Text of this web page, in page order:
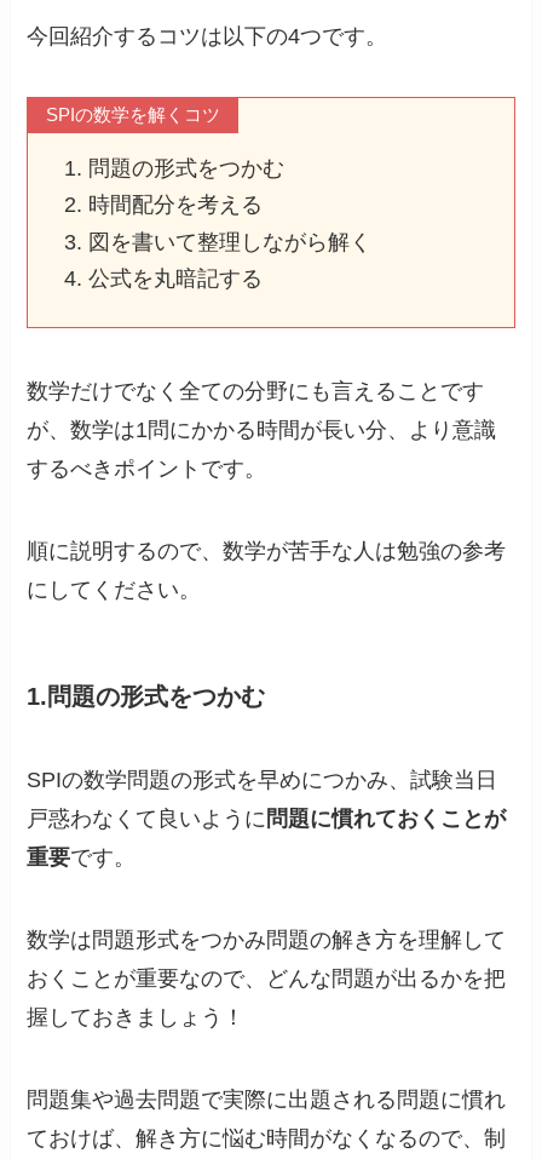
今回紹介するコツは以下の4つです。
SPIの数学を解くコツ
問題の形式をつかむ
時間配分を考える
図を書いて整理しながら解く
公式を丸暗記する
数学だけでなく全ての分野にも言えることです
が、数学は1問にかかる時間が長い分、より意識
するべきポイントです。
順に説明するので、数学が苦手な人は勉強の参考
にしてください。
1.問題の形式をつかむ
SPIの数学問題の形式を早めにつかみ、試験当日
戸惑わなくて良いように 問題に慣れておくことが
重要です。
数学は問題形式をつかみ問題の解き方を理解して
おくことが重要なので、どんな問題が出るかを把
握しておきましょう！
問題集や過去問題で実際に出題される問題に慣れ
ておけば、解き方に悩む時間がなくなるので、制